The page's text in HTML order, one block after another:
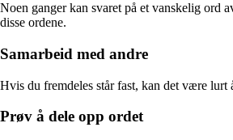
Noen ganger kan svaret på et vanskelig ord
disse ordene.
Samarbeid med andre
Hvis du fremdeles står fast, kan det være
Prøv å dele opp ordet